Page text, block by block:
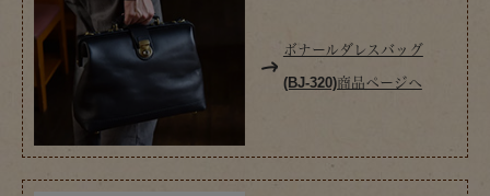
ボナールダレスバッグ
(BJ-320)商品ページへ